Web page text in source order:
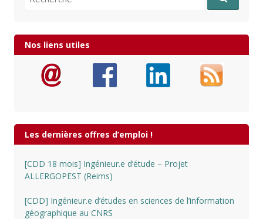
Nos liens utiles
Les dernières offres d’emploi !
[CDD 18 mois] Ingénieur.e d’étude – Projet
ALLERGOPEST (Reims)
[CDD] Ingénieur.e d’études en sciences de l’information
géographique au CNRS